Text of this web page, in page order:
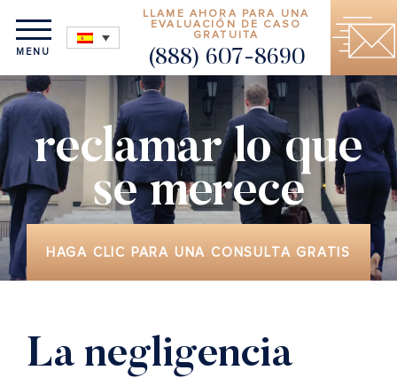
MENU
LLAME AHORA PARA UNA
EVALUACIÓN DE CASO
GRATUITA
(888) 607-8690
reclamar lo que
se merece
HAGA CLIC PARA UNA CONSULTA GRATIS
La negligencia